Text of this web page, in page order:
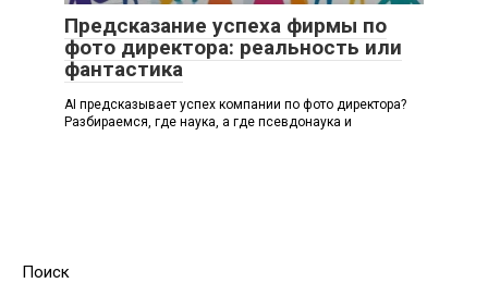
Предсказание успеха фирмы по
фото директора: реальность или
фантастика
AI предсказывает успех компании по фото директора?
Разбираемся, где наука, а где псевдонаука и
Поиск